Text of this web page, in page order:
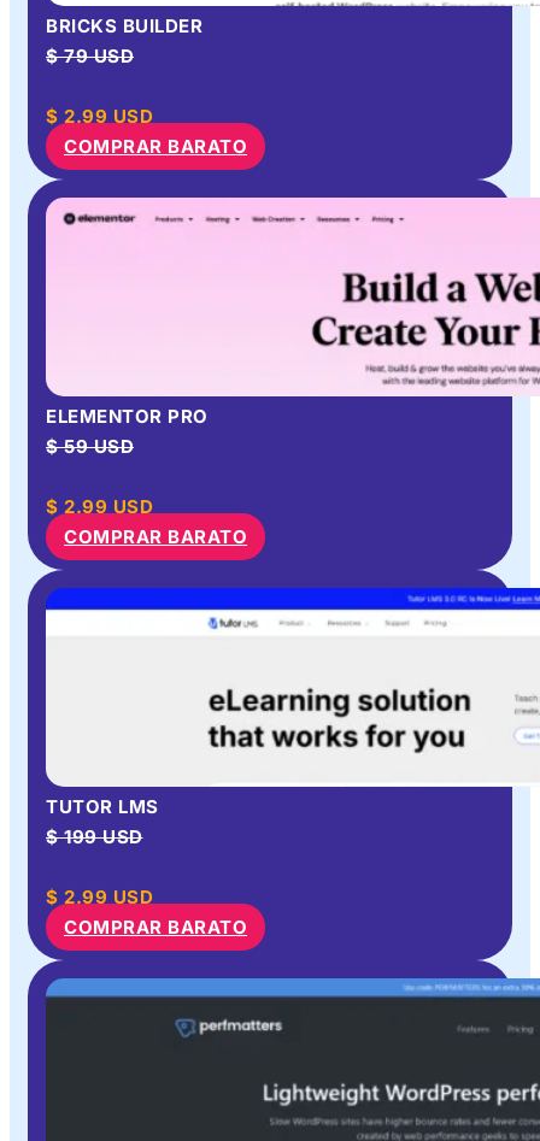
BRICKS BUILDER
$ 79 USD
$ 2.99 USD
COMPRAR BARATO
ELEMENTOR PRO
$ 59 USD
$ 2.99 USD
COMPRAR BARATO
TUTOR LMS
$ 199 USD
$ 2.99 USD
COMPRAR BARATO